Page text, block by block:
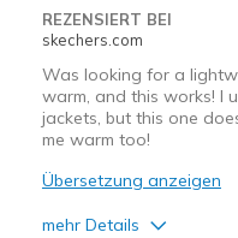
REZENSIERT BEI
skechers.com
Was looking for a
warm, and this works! I
jackets, but this one
me warm too!
Übersetzung anzeigen
mehr Details